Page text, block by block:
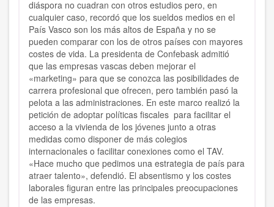
diáspora no cuadran con otros estudios pero, en
cualquier caso, recordó que los sueldos medios en el
País Vasco son los más altos de España y no se
pueden comparar con los de otros países con mayores
costes de vida. La presidenta de Confebask admitió
que las empresas vascas deben mejorar el
«marketing» para que se conozca las posibilidades de
carrera profesional que ofrecen, pero también pasó la
pelota a las administraciones. En este marco realizó la
petición de adoptar políticas fiscales para facilitar el
acceso a la vivienda de los jóvenes junto a otras
medidas como disponer de más colegios
internacionales o facilitar conexiones como el TAV.
«Hace mucho que pedimos una estrategia de país para
atraer talento», defendió. El absentismo y los costes
laborales figuran entre las principales preocupaciones
de las empresas.